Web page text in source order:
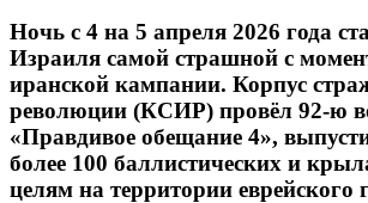
Ночь с 4 на 5 апреля 2026 года
Израиля самой страшной с
иранской кампании. Корпус
революции (КСИР) провёл 92-ю
«Правдивое обещание 4»,
более 100 баллистических и
целям на территории еврейского